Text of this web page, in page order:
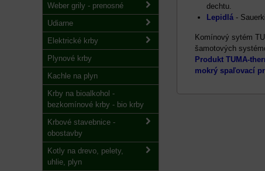
dechtu.
Lepidlá -
Komínový sytém
šamotových
Produkt TUMA-
mokrý spaľovací
Weber grily - prenosné
Udiarne
Elektrické krby
Plynové krby
Kachle na plyn
Krby na bioalkohol -
bezkomínové krby - bio krby
Krbové stavebnice -
obostavby
Kotly na drevo, pelety,
uhlie, plyn